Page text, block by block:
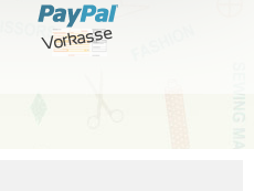
Vorkasse